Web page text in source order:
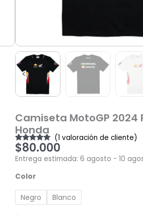
Camiseta MotoGP 2024
Honda
Valorado
con 5.00 de
5 en base a
1
de un cliente
(1 valoración de cliente)
$80.000
Entrega estimada: 6 agosto - 10
Color
Negro Blanco
Camiseta
2024
Repsol